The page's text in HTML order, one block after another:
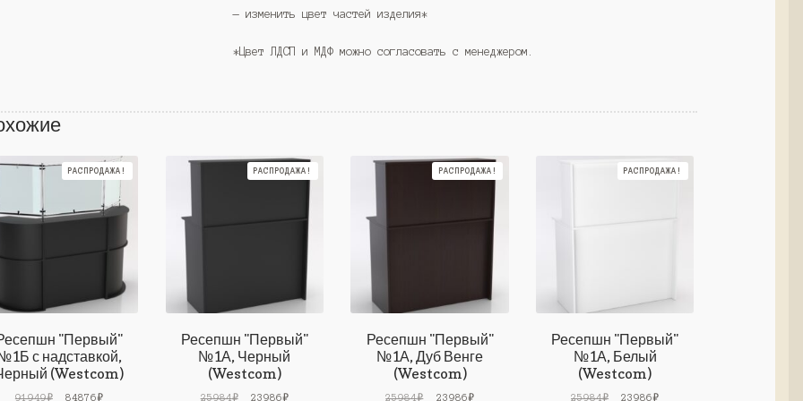
— изменить цвет частей изделия*
*Цвет ЛДСП и МДФ можно согласовать с менеджером.
"Первый"
с надставкой,
(Westcom)
РАСПРОДАЖА!
91949₽
Первоначальная
84876₽Текущая
Ресепшн "Первый"
№1А, Черный
(Westcom)
РАСПРОДАЖА!
25984₽
Первоначальная
23986₽Текущая
Ресепшн "Первый"
№1А, Дуб Венге
(Westcom)
РАСПРОДАЖА!
25984₽
Первоначальная
23986₽Текущая
Ресепшн "Первый"
№1А, Белый
(Westcom)
РАСПРОДАЖА!
25984₽
Первоначальная
23986₽Текущая